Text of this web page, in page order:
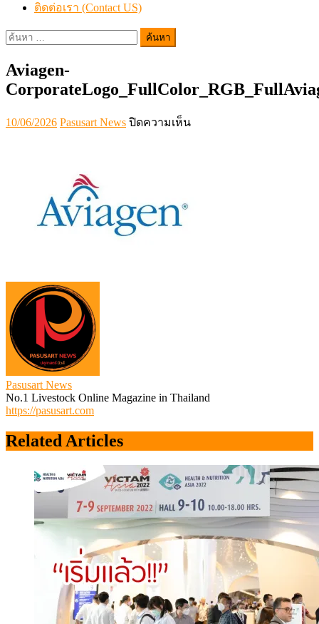
ติดต่อเรา (Contact US)
ค้นหา
Aviagen-
Posted
on
10/06/2026 Author
Pasusart News ปิดความเห็นบน
Pasusart News
No.1 Livestock Online Magazine in Thailand
https://pasusart.com
Related Articles